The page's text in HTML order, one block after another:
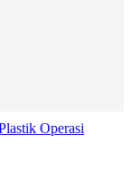
Operasi